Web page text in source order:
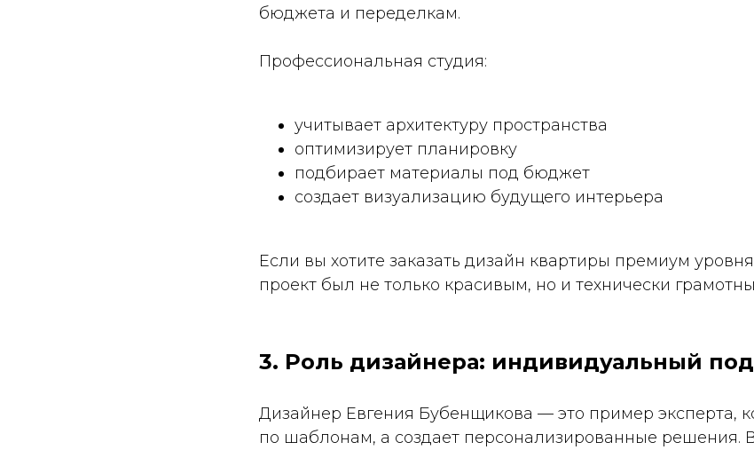
бюджета и переделкам.
Профессиональная студия:
учитывает архитектуру пространства
оптимизирует планировку
подбирает материалы под бюджет
создает визуализацию будущего интерьера
Если вы хотите заказать дизайн квартиры премиум
проект был не только красивым, но и технически
3. Роль дизайнера: индивидуальный
Дизайнер Евгения Бубенщикова — это пример эксперта,
по шаблонам, а создает персонализированные решения.